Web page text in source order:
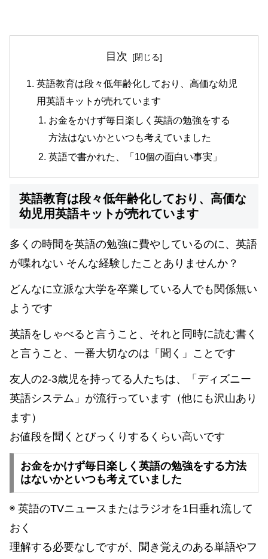
目次
英語教育は段々低年齢化しており、高価な幼児
用英語キットが売れています
お金をかけず毎日楽しく英語の勉強をする
方法はないかといつも考えていました
英語で書かれた、「10個の面白い事実」
英語教育は段々低年齢化しており、高価な
幼児用英語キットが売れています
多くの時間を英語の勉強に費やしているのに、英語
が喋れない そんな経験したことありませんか？
どんなに立派な大学を卒業している人でも関係無い
ようです
英語をしゃべると言うこと、それと同時に読む書く
と言うこと、一番大切なのは「聞く」ことです
友人の2-3歳児を持ってる人たちは、「ディズニー
英語システム」が流行っています（他にも沢山あり
ます）
お値段を聞くとびっくりするくらい高いです
お金をかけず毎日楽しく英語の勉強をする方法
はないかといつも考えていました
◉ 英語のTVニュースまたはラジオを1日垂れ流して
おく
理解する必要なしですが、聞き覚えのある単語やフ